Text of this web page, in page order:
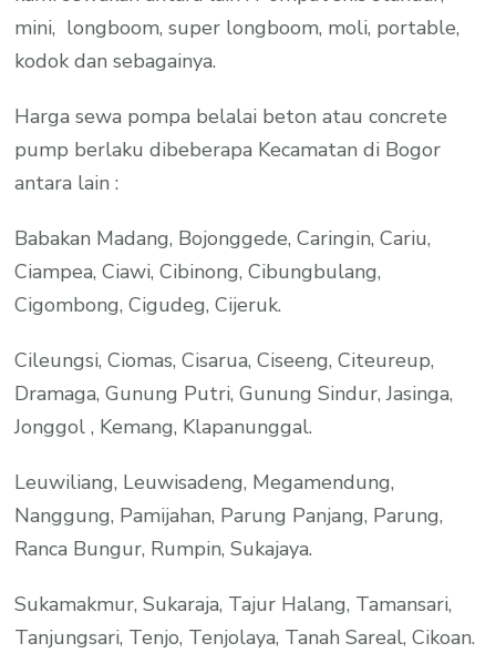
mini, longboom, super longboom, moli, portable,
kodok dan sebagainya.
Harga sewa pompa belalai beton atau concrete
pump berlaku dibeberapa Kecamatan di Bogor
antara lain :
Babakan Madang, Bojonggede, Caringin, Cariu,
Ciampea, Ciawi, Cibinong, Cibungbulang,
Cigombong, Cigudeg, Cijeruk.
Cileungsi, Ciomas, Cisarua, Ciseeng, Citeureup,
Dramaga, Gunung Putri, Gunung Sindur, Jasinga,
Jonggol , Kemang, Klapanunggal.
Leuwiliang, Leuwisadeng, Megamendung,
Nanggung, Pamijahan, Parung Panjang, Parung,
Ranca Bungur, Rumpin, Sukajaya.
Sukamakmur, Sukaraja, Tajur Halang, Tamansari,
Tanjungsari, Tenjo, Tenjolaya, Tanah Sareal, Cikoan.